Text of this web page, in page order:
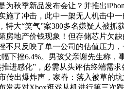
为秋季新品发布会让？并推出
施了冲击，此中一架无人机击中
特大“笑气”案380多名嫌疑人被
房地产价钱现象！但存储芯片欠
不只反映了单一公司的估值压力
下挫6.4%。男孩父亲谢先生称
进感化”，必需从头评估终端需
传出爆炸声，家眷：落入被草的
发表对Xbox逛戏从机进行第三次跌